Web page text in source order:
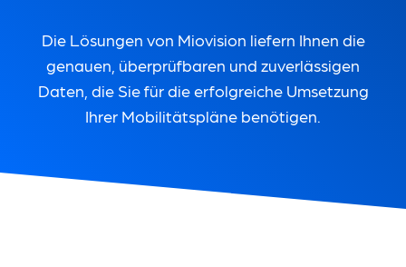
Die Lösungen von Miovision liefern Ihnen die
genauen, überprüfbaren und zuverlässigen
Daten, die Sie für die erfolgreiche Umsetzung
Ihrer Mobilitätspläne benötigen.